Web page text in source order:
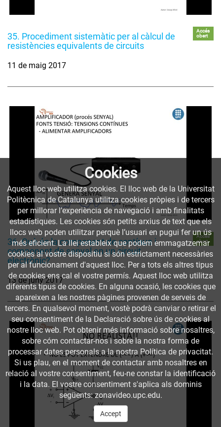
35. Procediment sistemàtic per al càlcul de
resistències equivalents de circuits
Accés
obert
11 de maig 2017
36. Què és la component de contínua i
component de senyal en un circuit
electrònic?
Accés
obert
13 de juny 2017
Cookies
Aquest lloc web utilitza cookies. El lloc web de la Universitat
Politècnica de Catalunya utilitza cookies pròpies i de tercers
per millorar l’experiència de navegació i amb finalitats
estadístiques. Les cookies són petits arxius de text que els
llocs web poden utilitzar perquè l’usuari en pugui fer un ús
més eficient. La llei estableix que podem emmagatzemar
cookies al vostre dispositiu si són estrictament necessàries
per al funcionament d'aquest lloc. Per a tots els altres tipus
de cookies ens cal el vostre permís. Aquest lloc web utilitza
diferents tipus de cookies. En alguna ocasió, les cookies que
apareixen a les nostres pàgines provenen de serveis de
tercers. En qualsevol moment, vostè podrà canviar o retirar el
seu consentiment de la Declaració sobre ús de cookies al
nostre lloc web. Pot obtenir més informació sobre nosaltres,
sobre cóm contactar-nos i sobre la nostra forma de
processar dates personals a la nostra Política de privacitat.
Si us plau, en el moment de contactar amb nosaltres en
relació al vostre consentiment, feu-ne constar la identificació
i la data. El vostre consentiment s'aplica als dominis
següents: zonavideo.upc.edu.
Accept